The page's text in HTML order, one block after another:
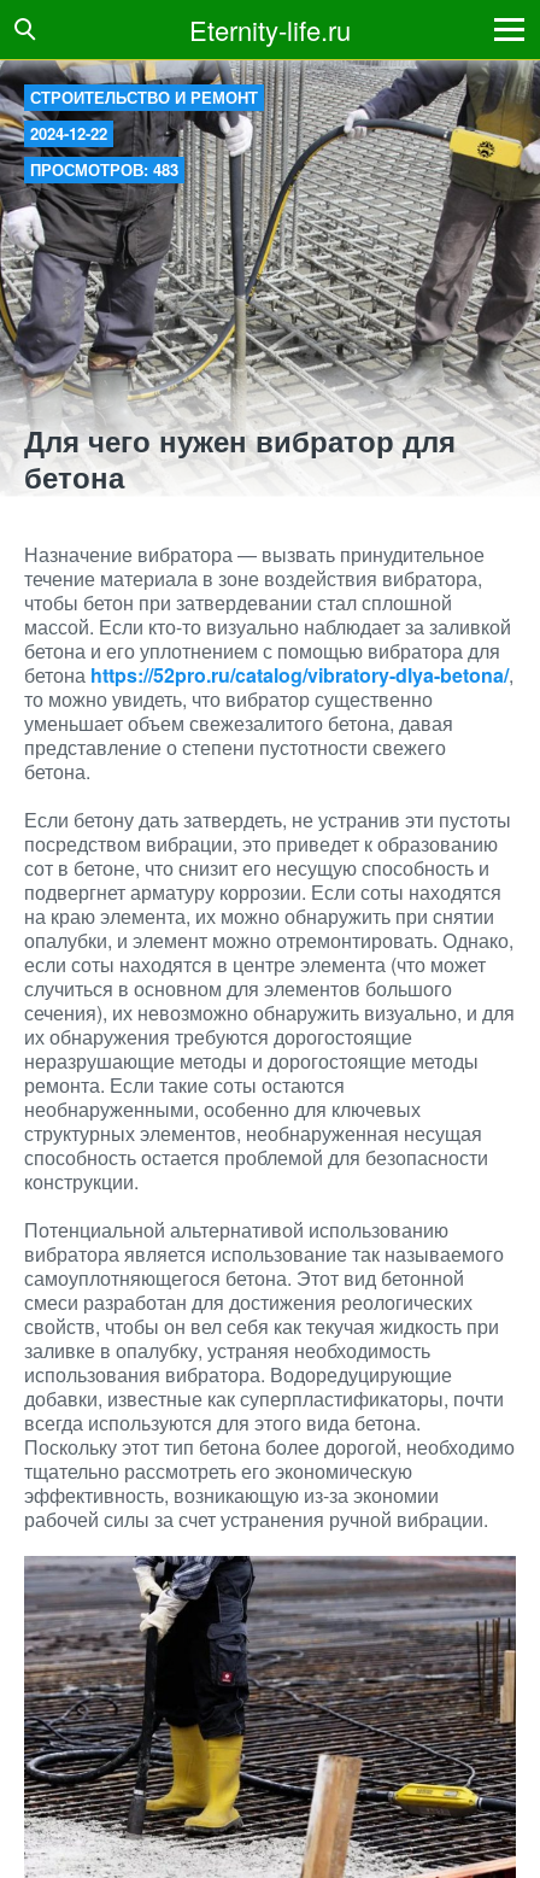
Eternity-life.ru
СТРОИТЕЛЬСТВО И РЕМОНТ
2024-12-22
ПРОСМОТРОВ: 483
Для чего нужен вибратор для
бетона
Назначение вибратора — вызвать принудительное
течение материала в зоне воздействия вибратора,
чтобы бетон при затвердевании стал сплошной
массой. Если кто-то визуально наблюдает за заливкой
бетона и его уплотнением с помощью вибратора для
бетона https://52pro.ru/catalog/vibratory-dlya-betona/,
то можно увидеть, что вибратор существенно
уменьшает объем свежезалитого бетона, давая
представление о степени пустотности свежего
бетона.
Если бетону дать затвердеть, не устранив эти пустоты
посредством вибрации, это приведет к образованию
сот в бетоне, что снизит его несущую способность и
подвергнет арматуру коррозии. Если соты находятся
на краю элемента, их можно обнаружить при снятии
опалубки, и элемент можно отремонтировать. Однако,
если соты находятся в центре элемента (что может
случиться в основном для элементов большого
сечения), их невозможно обнаружить визуально, и для
их обнаружения требуются дорогостоящие
неразрушающие методы и дорогостоящие методы
ремонта. Если такие соты остаются
необнаруженными, особенно для ключевых
структурных элементов, необнаруженная несущая
способность остается проблемой для безопасности
конструкции.
Потенциальной альтернативой использованию
вибратора является использование так называемого
самоуплотняющегося бетона. Этот вид бетонной
смеси разработан для достижения реологических
свойств, чтобы он вел себя как текучая жидкость при
заливке в опалубку, устраняя необходимость
использования вибратора. Водоредуцирующие
добавки, известные как суперпластификаторы, почти
всегда используются для этого вида бетона.
Поскольку этот тип бетона более дорогой, необходимо
тщательно рассмотреть его экономическую
эффективность, возникающую из-за экономии
рабочей силы за счет устранения ручной вибрации.